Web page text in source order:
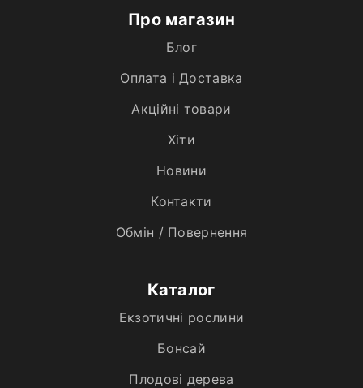
Про магазин
Блог
Оплата і Доставка
Акційні товари
Хiти
Новини
Контакти
Обмін / Повернення
Каталог
Екзотичні рослини
Бонсай
Плодові дерева